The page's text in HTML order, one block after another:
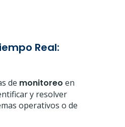
Real:
de monitoreo en
y resolver
operativos o de